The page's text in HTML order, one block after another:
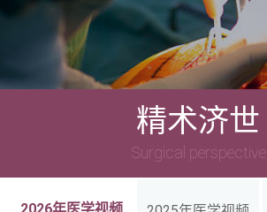
精术济世
Surgical perspective